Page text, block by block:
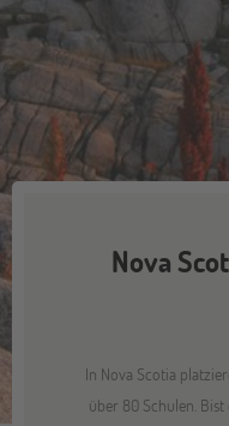
Nova
In Nova Scotia
über 80 Schulen.